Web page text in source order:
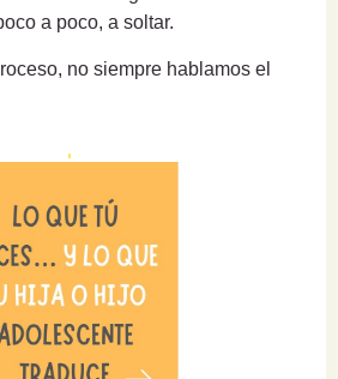
a poco, a soltar.
no siempre hablamos el